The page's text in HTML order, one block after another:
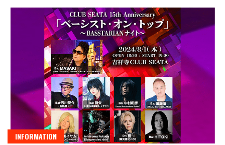
INFORMATION